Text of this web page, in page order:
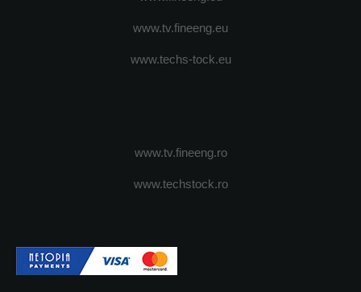
www.tv.fineeng.eu
www.techs-tock.eu
www.tv.fineeng.ro
www.techstock.ro